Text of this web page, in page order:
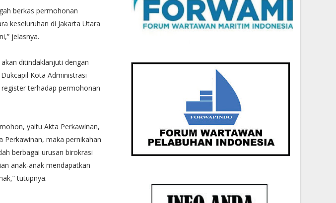
berkas permohonan
keseluruhan di Jakarta Utara
jelasnya.
ditindaklanjuti dengan
Kota Administrasi
terhadap permohonan
yaitu Akta Perkawinan,
Perkawinan, maka pernikahan
berbagai urusan birokrasi
anak-anak mendapatkan
tutupnya.